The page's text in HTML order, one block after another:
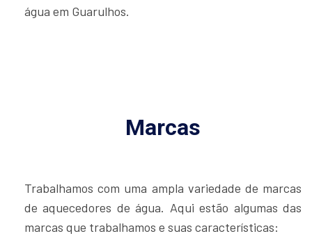
água em Guarulhos.
Marcas
Trabalhamos com uma ampla variedade de marcas
de aquecedores de água. Aqui estão algumas das
marcas que trabalhamos e suas características: